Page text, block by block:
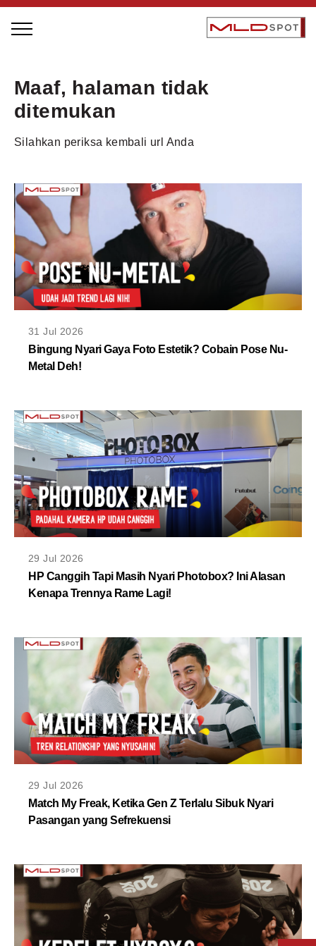
LOCAL GREATNESS
INSPIRING PRODUCTS
INSPIRING COMMUNITIES
TRENDING
EVENTS
MLDPODCAST
VIDEOS
MLDPOINTS
Maaf, halaman tidak
ditemukan
Silahkan periksa kembali url Anda
31 Jul 2026
Bingung Nyari Gaya Foto Estetik? Cobain Pose Nu-
Metal Deh!
29 Jul 2026
HP Canggih Tapi Masih Nyari Photobox? Ini Alasan
Kenapa Trennya Rame Lagi!
29 Jul 2026
Match My Freak, Ketika Gen Z Terlalu Sibuk Nyari
Pasangan yang Sefrekuensi